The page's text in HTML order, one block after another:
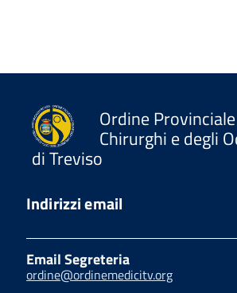
Ordine
Chirurghi e degli
di Treviso
Indirizzi email
Email Segreteria
ordine@ordinemedicitv.org